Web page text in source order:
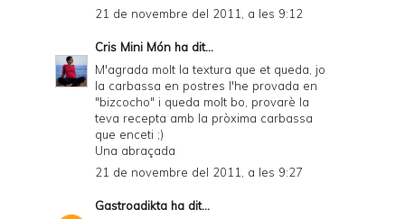
P
D
F
21 de novembre del 2011, a les 9:12
Cris Mini Món ha dit...
M'agrada molt la textura que et queda, jo
la carbassa en postres l'he provada en
"bizcocho" i queda molt bo, provarè la
teva recepta amb la pròxima carbassa
que enceti ;)
Una abraçada
21 de novembre del 2011, a les 9:27
Gastroadikta ha dit...